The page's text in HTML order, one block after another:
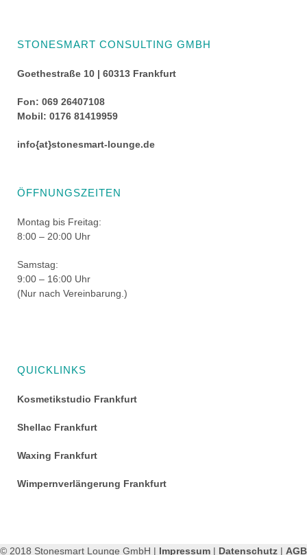
STONESMART CONSULTING GMBH
Goethestraße 10 | 60313 Frankfurt
Fon: 069 26407108
Mobil: 0176 81419959
info{at}stonesmart-lounge.de
ÖFFNUNGSZEITEN
Montag bis Freitag:
8:00 – 20:00 Uhr
Samstag:
9:00 – 16:00 Uhr
(Nur nach Vereinbarung.)
QUICKLINKS
Kosmetikstudio Frankfurt
Shellac Frankfurt
Waxing Frankfurt
Wimpernverlängerung Frankfurt
© 2018 Stonesmart Lounge GmbH | Impressum | Datenschutz | AGB